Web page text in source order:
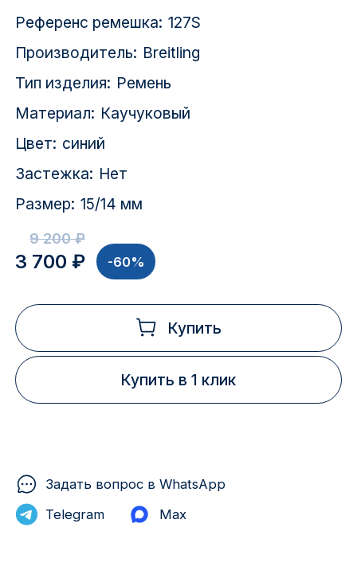
2717 км
2-я Смирновка
4-й Участок
52127 городок
Референс ремешка: 127S
Производитель: Breitling
Тип изделия: Ремень
Материал: Каучуковый
Цвет: синий
Застежка: Нет
Размер: 15/14 мм
3 700 ₽
9 200 ₽
-60%
Купить
Купить в 1 клик
Задать вопрос в WhatsApp
Telegram
Max